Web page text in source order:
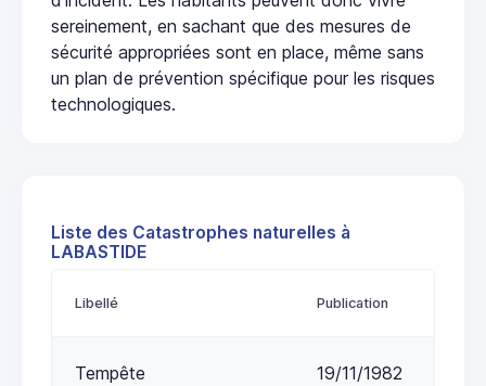
sereinement, en sachant que des mesures de
sécurité appropriées sont en place, même sans
un plan de prévention spécifique pour les risques
technologiques.
Liste des Catastrophes naturelles à
LABASTIDE
Libellé Publication
Tempête 19/11/1982